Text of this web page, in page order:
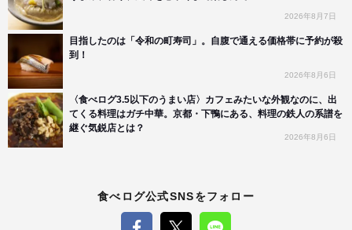
2026年8月7日
目指したのは「令和の町寿司」。自腹で通える価格帯に予約が殺
到！
2026年8月6日
〈食べログ3.5以下のうまい店〉カフェみたいな外観なのに、出
てくる料理はガチ中華。京都・下鴨にある、料理の鉄人の系譜を
継ぐ気鋭店とは？
2026年8月6日
食べログ公式SNSをフォロー